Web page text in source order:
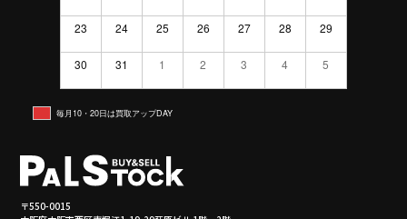
23 24 25 26 27 28 29
30 31 1 2 3 4 5
毎月10・20日は買取アップDAY
〒550-0015